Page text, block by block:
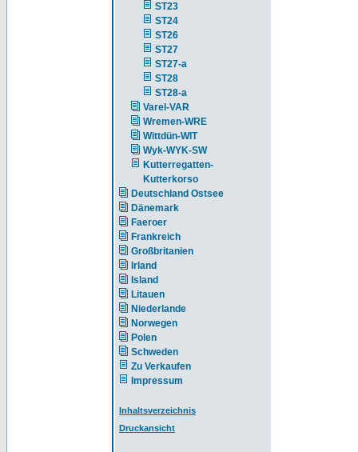
ST23
ST24
ST26
ST27
ST27-a
ST28
ST28-a
Varel-VAR
Wremen-WRE
Wittdün-WIT
Wyk-WYK-SW
Kutterregatten-
Kutterkorso
Deutschland Ostsee
Dänemark
Faeroer
Frankreich
Großbritanien
Irland
Island
Litauen
Niederlande
Norwegen
Polen
Schweden
Zu Verkaufen
Impressum
Inhaltsverzeichnis
Druckansicht